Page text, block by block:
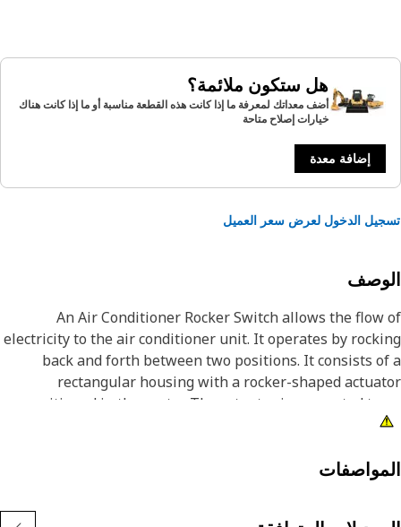
هل ستكون ملائمة؟
أضف معداتك لمعرفة ما إذا كانت هذه القطعة مناسبة أو ما إذا كانت هناك
خيارات إصلاح متاحة
إضافة معدة
الدخول لعرض سعر العميل
An Air Conditioner Rocker Switch allows the
electricity to the air conditioner unit. It operates by
back and forth between two positions. It consists
rectangular housing with a rocker-shaped
positioned in the center. The actuator is connected to
internal mechanism that controls the Switch
establish an electrical